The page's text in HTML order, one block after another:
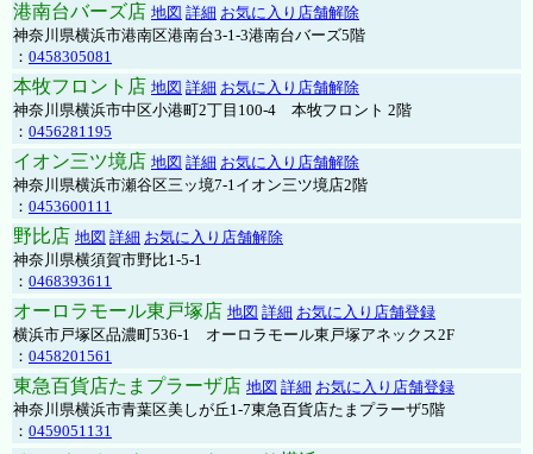
港南台バーズ店 地図 詳細 お気に入り店舗解除
神奈川県横浜市港南区港南台3-1-3港南台バーズ5階
： 0458305081
本牧フロント店 地図 詳細 お気に入り店舗解除
神奈川県横浜市中区小港町2丁目100-4 本牧フロント 2階
： 0456281195
イオン三ツ境店 地図 詳細 お気に入り店舗解除
神奈川県横浜市瀬谷区三ッ境7-1イオン三ツ境店2階
： 0453600111
野比店 地図 詳細 お気に入り店舗解除
神奈川県横須賀市野比1-5-1
： 0468393611
オーロラモール東戸塚店 地図 詳細 お気に入り店舗登録
横浜市戸塚区品濃町536-1 オーロラモール東戸塚アネックス2F
： 0458201561
東急百貨店たまプラーザ店 地図 詳細 お気に入り店舗登録
神奈川県横浜市青葉区美しが丘1-7東急百貨店たまプラーザ5階
： 0459051131